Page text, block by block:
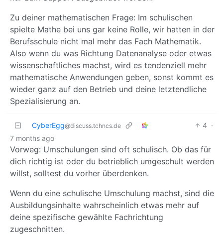
Zu deiner mathematischen Frage: Im schulischen
spielte Mathe bei uns gar keine Rolle, wir hatten in der
Berufsschule nicht mal mehr das Fach Mathematik.
Also wenn du was Richtung Datenanalyse oder etwas
wissenschaftliches machst, wird es tendenziell mehr
mathematische Anwendungen geben, sonst kommt es
wieder ganz auf den Betrieb und deine letztendliche
Spezialisierung an.
CyberEgg@discuss.tchncs.de 4 ·
7 months ago
Vorweg: Umschulungen sind oft schulisch. Ob das für
dich richtig ist oder du betrieblich umgeschult werden
willst, solltest du vorher überdenken.
Wenn du eine schulische Umschulung machst, sind die
Ausbildungsinhalte wahrscheinlich etwas mehr auf
deine spezifische gewählte Fachrichtung
zugeschnitten.